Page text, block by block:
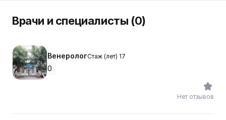
Врачи и специалисты (0)
ВенерологСтаж (лет) 17
0
Нет отзывов